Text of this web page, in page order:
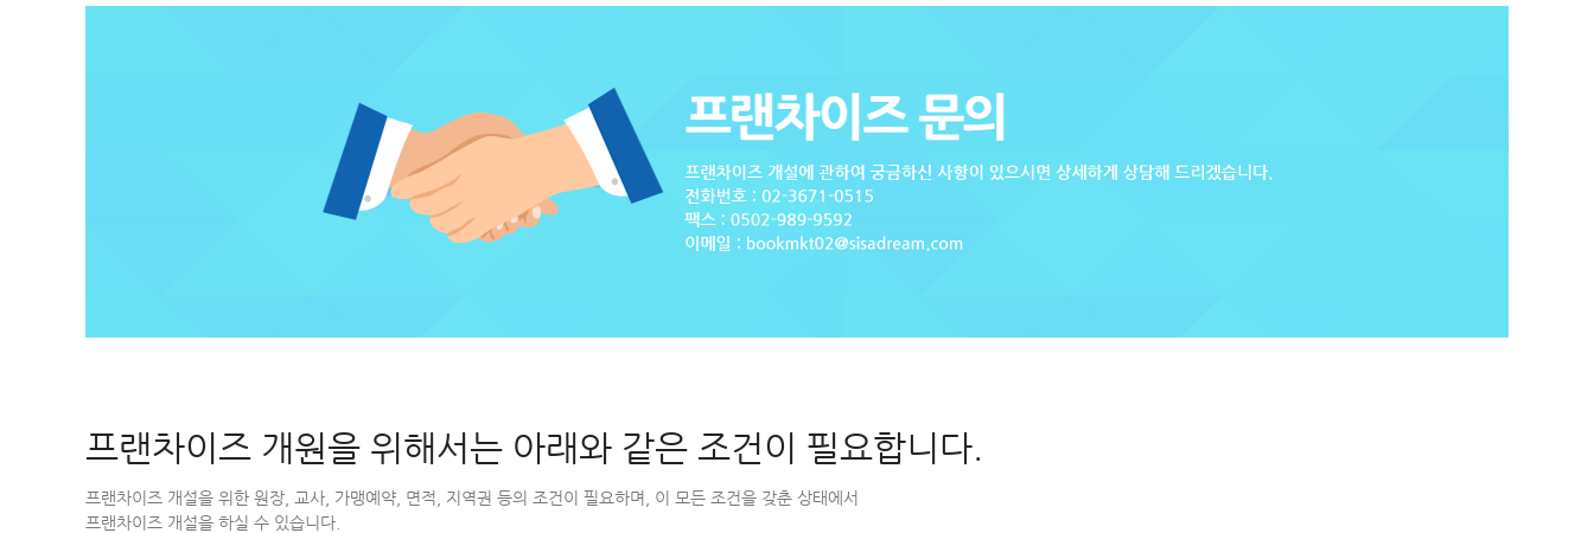
프랜차이즈 개원을 위해서는 아래와 같은 조건이 필요합니다.
프랜차이즈 개설을 위한 원장, 교사, 가맹예약, 면적, 지역권 등의 조건이 필요하며, 이 모든 조건을 갖춘 상태에서
프랜차이즈 개설을 하실 수 있습니다.